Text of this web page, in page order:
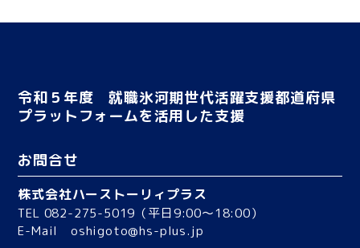
令和５年度 就職氷河期世代活躍支援都道府県
プラットフォームを活用した支援
お問合せ
株式会社ハーストーリィプラス
TEL 082-275-5019（平日9:00〜18:00）
E-Mailoshigoto@hs-plus.jp